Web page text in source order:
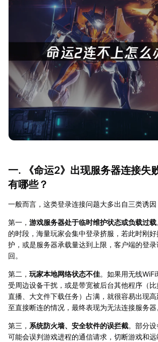
一. 《命运2》出现服务器连接失
有哪些？
一般而言，这类登录连接问题大多出自三类诱因
第一， 游戏服务器处于临时维护状态或负载过载
的时段，海量玩家会集中登录挤服，若此时刚
护，或是服务器承载量达到上限，客户端的登
回。
第二， 玩家本地网络状态不佳。如果用无线
受周边设备干扰，或是带宽被后台其他程序（
直播、大文件下载任务）占满，就很容易出现
至直接断连的情况，最终表现为无法连接服务器
第三， 系统防火墙、安全软件的误拦截。部分
可能会误判游戏进程的通信请求，切断游戏和